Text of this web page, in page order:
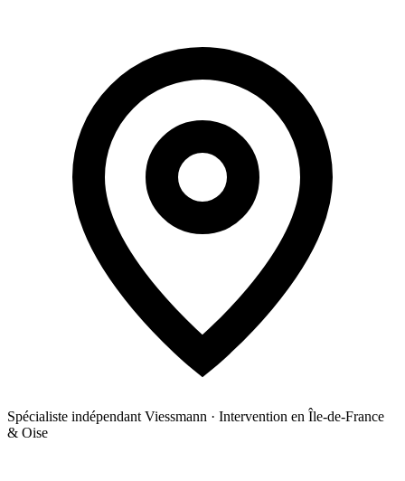
Spécialiste indépendant Viessmann · Intervention en Île-de-France
& Oise